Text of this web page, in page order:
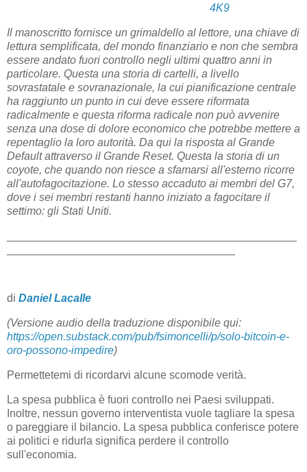
4K9
Il manoscritto fornisce un grimaldello al lettore, una chiave di
lettura semplificata, del mondo finanziario e non che sembra
essere andato fuori controllo negli ultimi quattro anni in
particolare. Questa una storia di cartelli, a livello
sovrastatale e sovranazionale, la cui pianificazione centrale
ha raggiunto un punto in cui deve essere riformata
radicalmente e questa riforma radicale non può avvenire
senza una dose di dolore economico che potrebbe mettere a
repentaglio la loro autorità. Da qui la risposta al Grande
Default attraverso il Grande Reset. Questa la storia di un
coyote, che quando non riesce a sfamarsi all'esterno ricorre
all'autofagocitazione. Lo stesso accaduto ai membri del G7,
dove i sei membri restanti hanno iniziato a fagocitare il
settimo: gli Stati Uniti.
di Daniel Lacalle
(Versione audio della traduzione disponibile qui:
https://open.substack.com/pub/fsimoncelli/p/solo-bitcoin-e-
oro-possono-impedire)
Permettetemi di ricordarvi alcune scomode verità.
La spesa pubblica è fuori controllo nei Paesi sviluppati.
Inoltre, nessun governo interventista vuole tagliare la spesa
o pareggiare il bilancio. La spesa pubblica conferisce potere
ai politici e ridurla significa perdere il controllo
sull'economia.